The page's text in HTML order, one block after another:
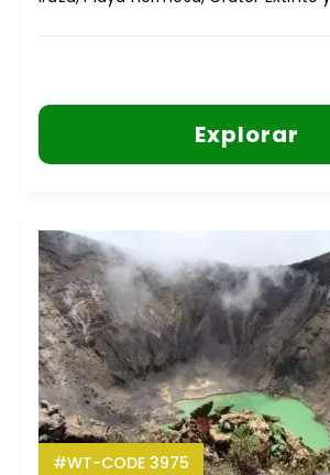
Explorar
#WT-CODE 3975